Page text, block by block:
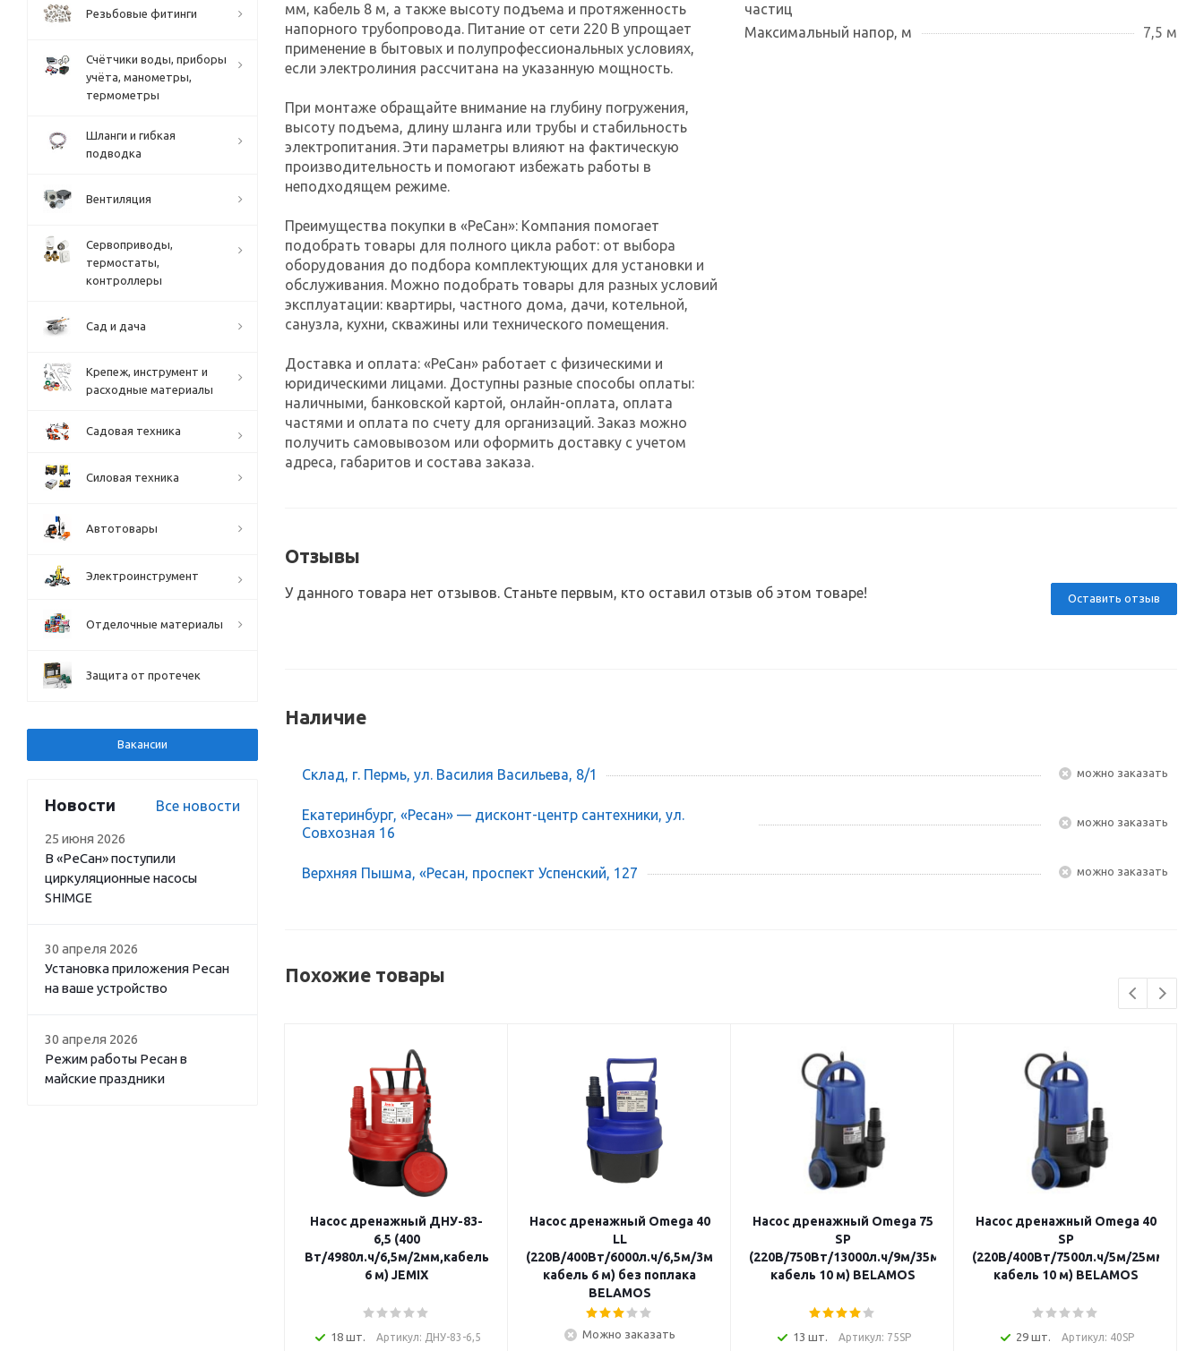
мм, кабель 8 м, а также высоту подъема и протяженность
напорного трубопровода. Питание от сети 220 В упрощает
применение в бытовых и полупрофессиональных условиях,
если электролиния рассчитана на указанную мощность.
При монтаже обращайте внимание на глубину погружения,
высоту подъема, длину шланга или трубы и стабильность
электропитания. Эти параметры влияют на фактическую
производительность и помогают избежать работы в
неподходящем режиме.
Преимущества покупки в «РеСан»: Компания помогает
подобрать товары для полного цикла работ: от выбора
оборудования до подбора комплектующих для установки и
обслуживания. Можно подобрать товары для разных условий
эксплуатации: квартиры, частного дома, дачи, котельной,
санузла, кухни, скважины или технического помещения.
Доставка и оплата: «РеСан» работает с физическими и
юридическими лицами. Доступны разные способы оплаты:
наличными, банковской картой, онлайн-оплата, оплата
частями и оплата по счету для организаций. Заказ можно
получить самовывозом или оформить доставку с учетом
адреса, габаритов и состава заказа.
частиц
Максимальный напор, м 7,5 м
Отзывы
Оставить отзыв
У данного товара нет отзывов. Станьте первым, кто оставил отзыв об этом товаре!
Наличие
Склад, г. Пермь, ул. Василия Васильева, 8/1 Можно заказать
Екатеринбург, «Ресан» — дисконт-центр сантехники, ул.
Совхозная 16
Можно заказать
Верхняя Пышма, «Ресан, проспект Успенский, 127 Можно заказать
Похожие товары
Насос дренажный ДНУ-83-
6,5 (400
Вт/4980л.ч/6,5м/2мм,кабель
6 м) JEMIX
18 шт. Артикул: ДНУ-83-6,5
Насос дренажный Omega 40
LL
(220В/400Вт/6000л.ч/6,5м/3мм/
кабель 6 м) без поплака
BELAMOS
Можно заказать
Насос дренажный Omega 75
SP
(220В/750Вт/13000л.ч/9м/35мм/
кабель 10 м) BELAMOS
13 шт. Артикул: 75SP
Насос дренажный Omega 40
SP
(220В/400Вт/7500л.ч/5м/25мм/
кабель 10 м) BELAMOS
29 шт. Артикул: 40SP
Резьбовые фитинги
Счётчики воды, приборы
учёта, манометры,
термометры
Шланги и гибкая
подводка
Вентиляция
Сервоприводы,
термостаты,
контроллеры
Сад и дача
Крепеж, инструмент и
расходные материалы
Садовая техника
Силовая техника
Автотовары
Электроинструмент
Отделочные материалы
Защита от протечек
Вакансии
Новости Все новости
25 июня 2026
В «РеСан» поступили
циркуляционные насосы
SHIMGE
30 апреля 2026
Установка приложения Ресан
на ваше устройство
30 апреля 2026
Режим работы Ресан в
майские праздники